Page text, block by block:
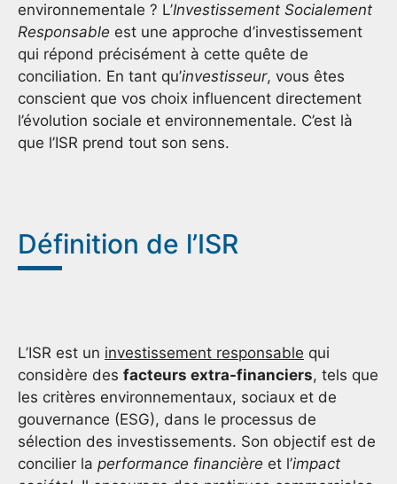
environnementale ? L’Investissement Socialement
Responsable est une approche d’investissement
qui répond précisément à cette quête de
conciliation. En tant qu’investisseur, vous êtes
conscient que vos choix influencent directement
l’évolution sociale et environnementale. C’est là
que l’ISR prend tout son sens.
Définition de l’ISR
L’ISR est un investissement responsable qui
considère des facteurs extra-financiers, tels que
les critères environnementaux, sociaux et de
gouvernance (ESG), dans le processus de
sélection des investissements. Son objectif est de
concilier la performance financière et l’impact